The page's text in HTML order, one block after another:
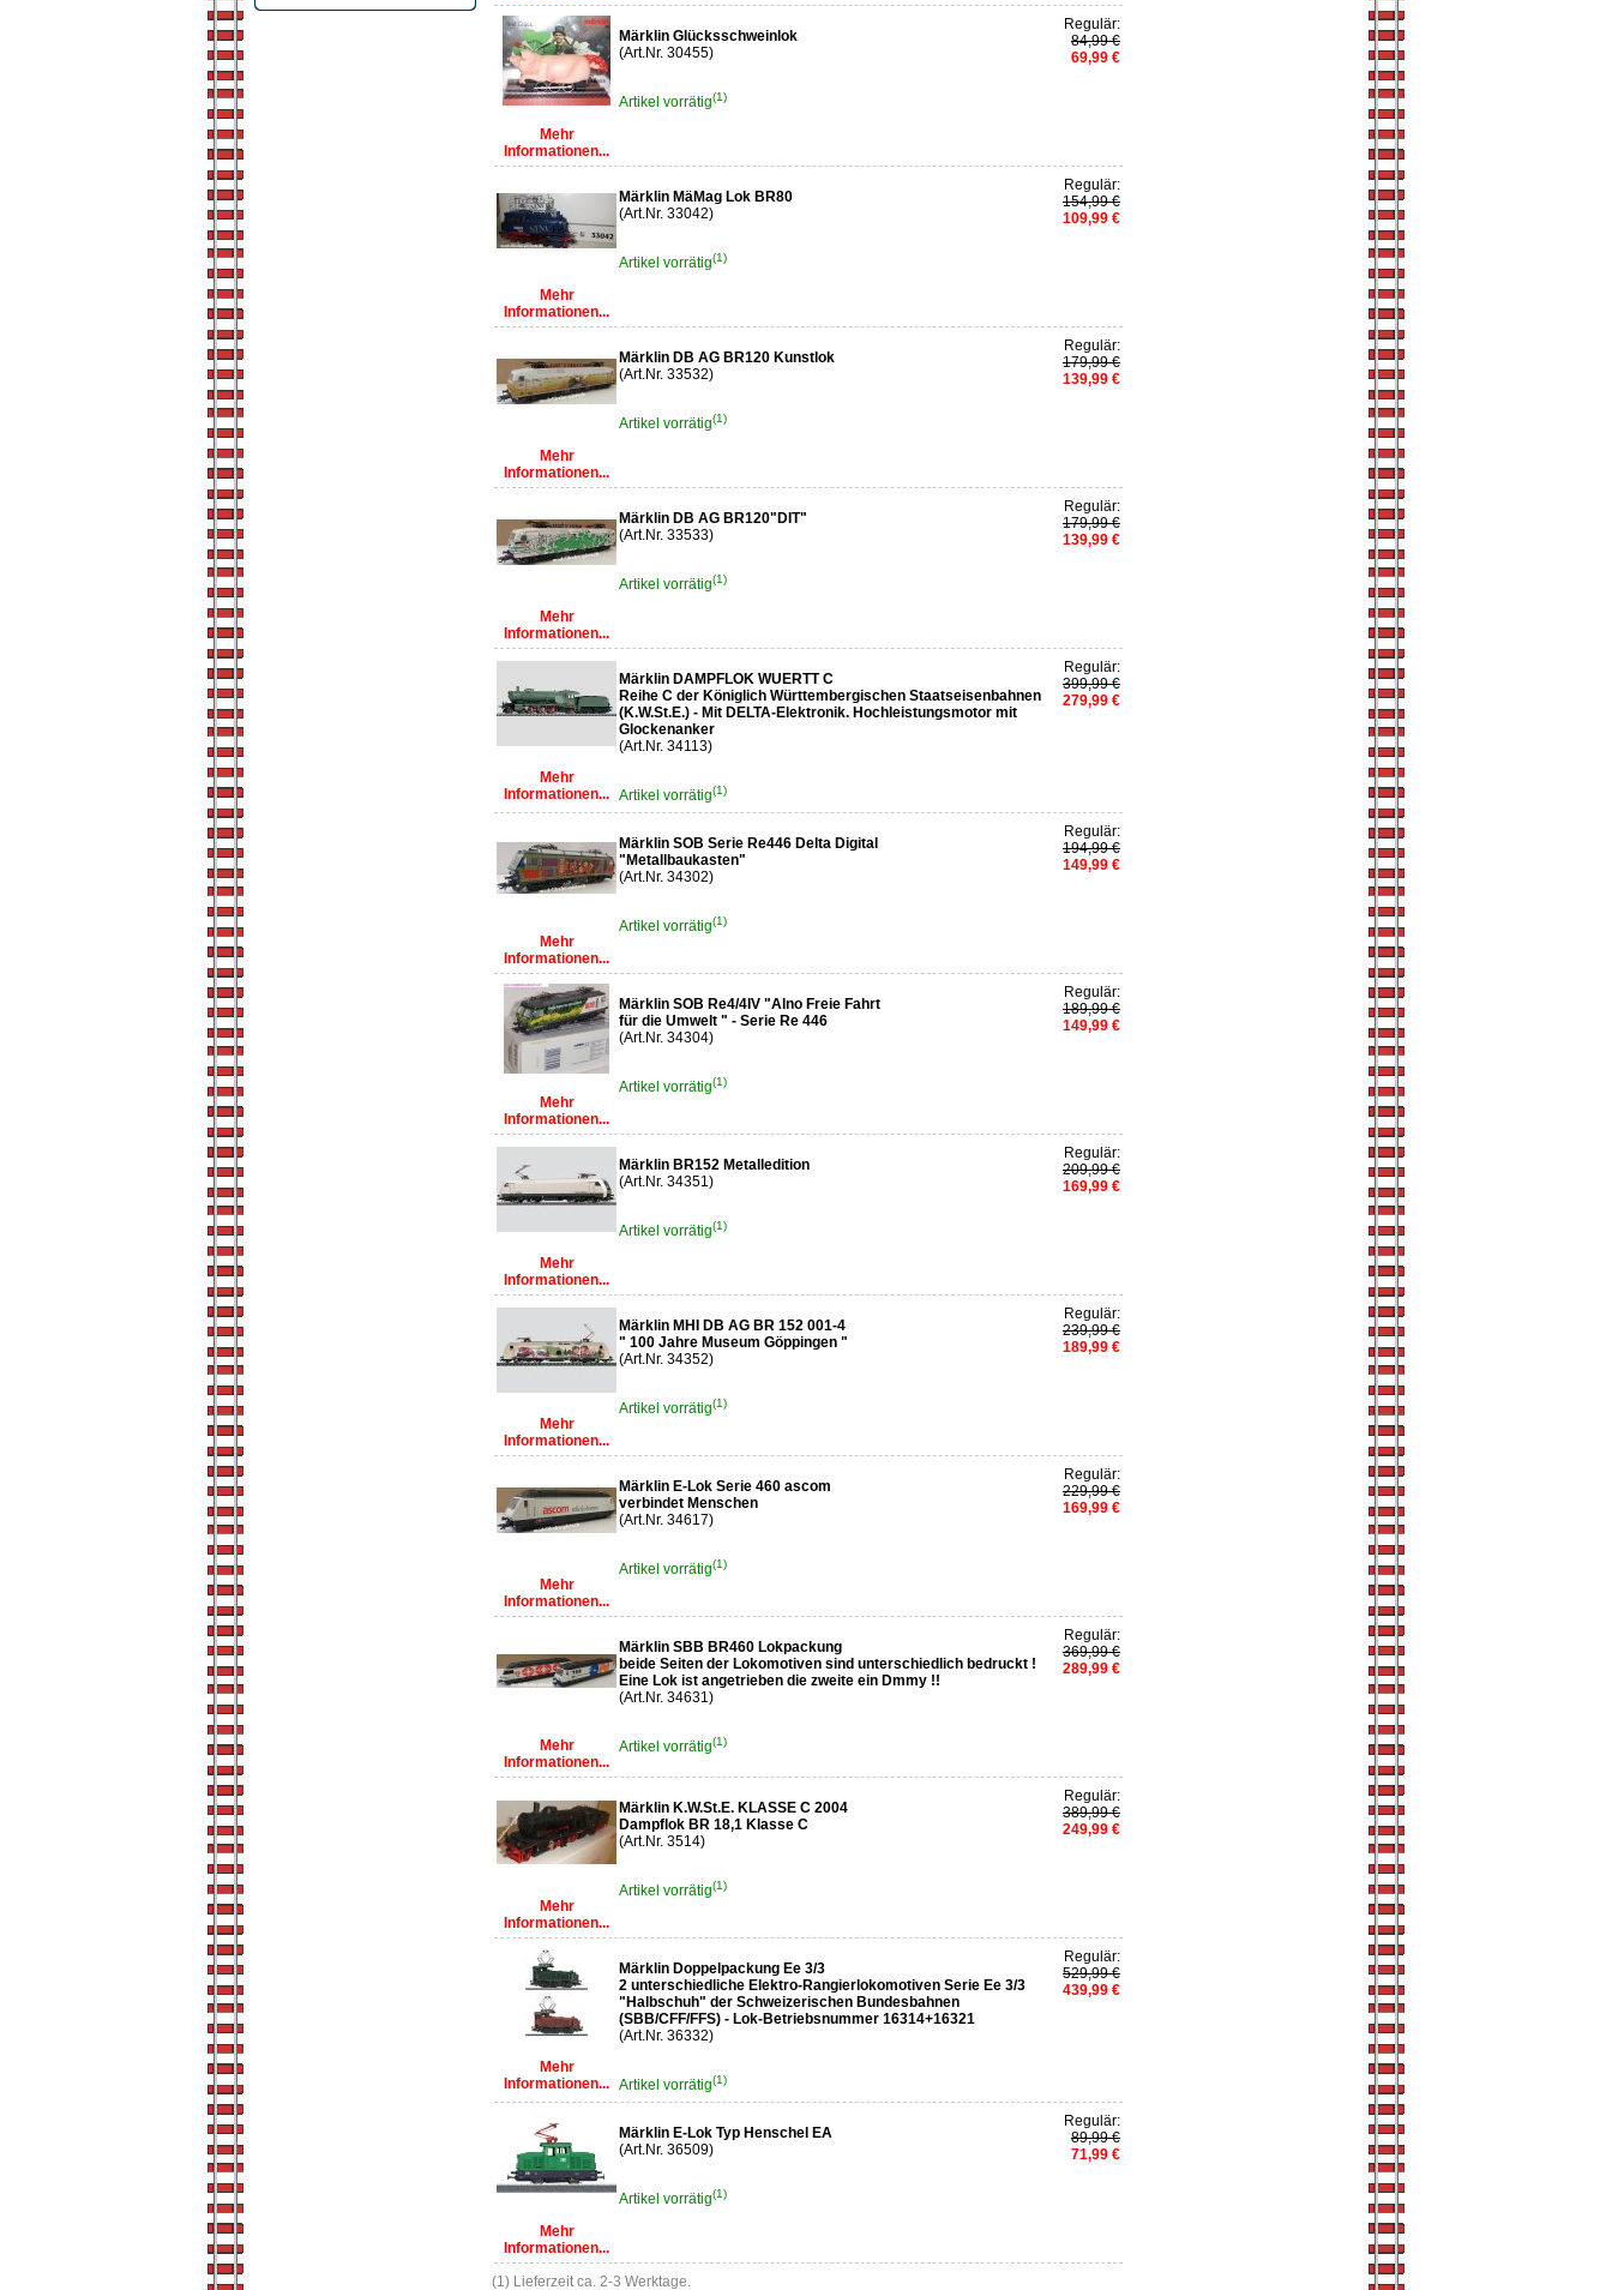
Mehr
Informationen...
Märklin Glücksschweinlok
(Art.Nr. 30455)
Artikel vorrätig(1)
Regulär:
84,99 €
69,99 €
Mehr
Informationen...
Märklin MäMag Lok BR80
(Art.Nr. 33042)
Artikel vorrätig(1)
Regulär:
154,99 €
109,99 €
Mehr
Informationen...
Märklin DB AG BR120 Kunstlok
(Art.Nr. 33532)
Artikel vorrätig(1)
Regulär:
179,99 €
139,99 €
Mehr
Informationen...
Märklin DB AG BR120"DIT"
(Art.Nr. 33533)
Artikel vorrätig(1)
Regulär:
179,99 €
139,99 €
Mehr
Informationen...
Märklin DAMPFLOK WUERTT C
Reihe C der Königlich Württembergischen Staatseisenbahnen
(K.W.St.E.) - Mit DELTA-Elektronik. Hochleistungsmotor mit
Glockenanker
(Art.Nr. 34113)
Artikel vorrätig(1)
Regulär:
399,99 €
279,99 €
Mehr
Informationen...
Märklin SOB Serie Re446 Delta Digital
"Metallbaukasten"
(Art.Nr. 34302)
Artikel vorrätig(1)
Regulär:
194,99 €
149,99 €
Mehr
Informationen...
Märklin SOB Re4/4IV "Alno Freie Fahrt
für die Umwelt " - Serie Re 446
(Art.Nr. 34304)
Artikel vorrätig(1)
Regulär:
189,99 €
149,99 €
Mehr
Informationen...
Märklin BR152 Metalledition
(Art.Nr. 34351)
Artikel vorrätig(1)
Regulär:
209,99 €
169,99 €
Mehr
Informationen...
Märklin MHI DB AG BR 152 001-4
" 100 Jahre Museum Göppingen "
(Art.Nr. 34352)
Artikel vorrätig(1)
Regulär:
239,99 €
189,99 €
Mehr
Informationen...
Märklin E-Lok Serie 460 ascom
verbindet Menschen
(Art.Nr. 34617)
Artikel vorrätig(1)
Regulär:
229,99 €
169,99 €
Mehr
Informationen...
Märklin SBB BR460 Lokpackung
beide Seiten der Lokomotiven sind unterschiedlich bedruckt !
Eine Lok ist angetrieben die zweite ein Dmmy !!
(Art.Nr. 34631)
Artikel vorrätig(1)
Regulär:
369,99 €
289,99 €
Mehr
Informationen...
Märklin K.W.St.E. KLASSE C 2004
Dampflok BR 18,1 Klasse C
(Art.Nr. 3514)
Artikel vorrätig(1)
Regulär:
389,99 €
249,99 €
Mehr
Informationen...
Märklin Doppelpackung Ee 3/3
2 unterschiedliche Elektro-Rangierlokomotiven Serie Ee 3/3
"Halbschuh" der Schweizerischen Bundesbahnen
(SBB/CFF/FFS) - Lok-Betriebsnummer 16314+16321
(Art.Nr. 36332)
Artikel vorrätig(1)
Regulär:
529,99 €
439,99 €
Mehr
Informationen...
Märklin E-Lok Typ Henschel EA
(Art.Nr. 36509)
Artikel vorrätig(1)
Regulär:
89,99 €
71,99 €
(1) Lieferzeit ca. 2-3 Werktage.